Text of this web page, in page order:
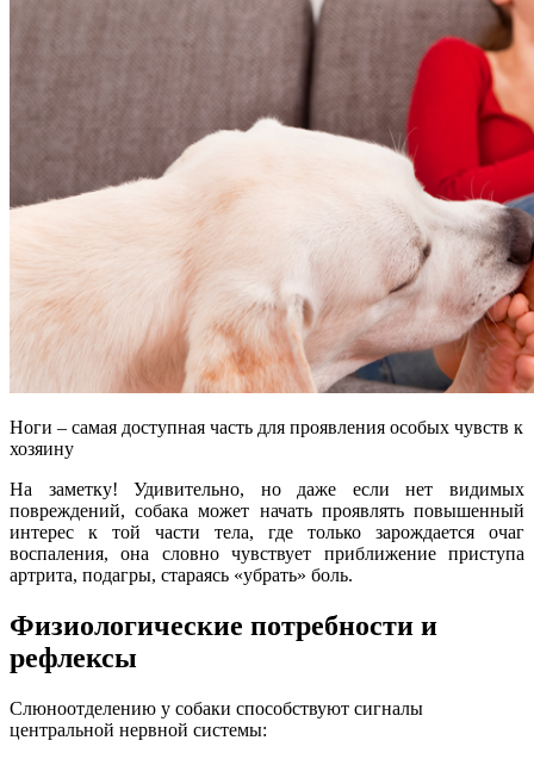
Ноги – самая доступная часть для проявления особых чувств к
хозяину
На заметку! Удивительно, но даже если нет видимых
повреждений, собака может начать проявлять повышенный
интерес к той части тела, где только зарождается очаг
воспаления, она словно чувствует приближение приступа
артрита, подагры, стараясь «убрать» боль.
Физиологические потребности и
рефлексы
Слюноотделению у собаки способствуют сигналы
центральной нервной системы: